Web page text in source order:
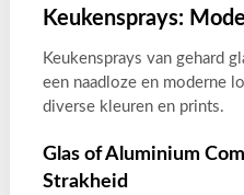
Keukensprays:
Keukensprays van gehard
een naadloze en moderne
diverse kleuren en prints.
Glas of Aluminium
Strakheid